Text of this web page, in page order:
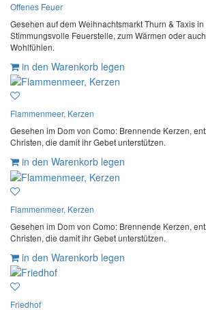
Offenes Feuer
Gesehen auf dem Weihnachtsmarkt Thurn & Taxis
Stimmungsvolle Feuerstelle, zum Wärmen oder
Wohlfühlen.
in den Warenkorb legen
Flammenmeer, Kerzen
Gesehen im Dom von Como: Brennende Kerzen,
Christen, die damit ihr Gebet unterstützen.
in den Warenkorb legen
Flammenmeer, Kerzen
Gesehen im Dom von Como: Brennende Kerzen,
Christen, die damit ihr Gebet unterstützen.
in den Warenkorb legen
Friedhof